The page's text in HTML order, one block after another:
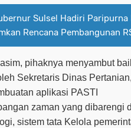
Sulsel Hadiri
Rencana Pembangunan
pihaknya menyambut
Sekretaris Dinas
aplikasi PASTI
zaman yang dibarengi
sistem tata Kelola